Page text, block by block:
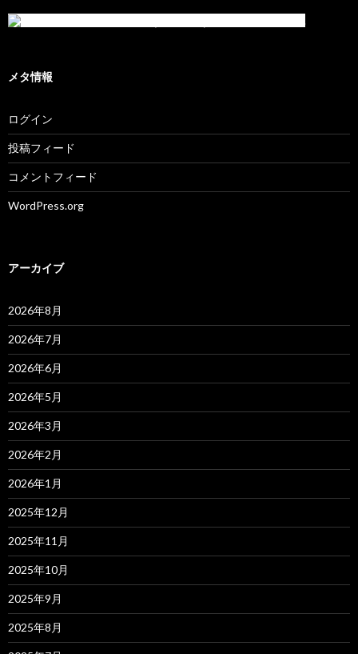
メタ情報
ログイン
投稿フィード
コメントフィード
WordPress.org
アーカイブ
2026年8月
2026年7月
2026年6月
2026年5月
2026年3月
2026年2月
2026年1月
2025年12月
2025年11月
2025年10月
2025年9月
2025年8月